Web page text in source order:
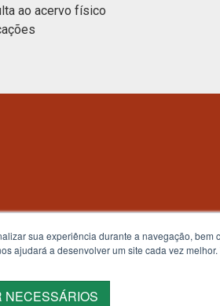
ao acervo físico
sua experiência durante a navegação, bem
ajudará a desenvolver um site cada vez
NECESSÁRIOS